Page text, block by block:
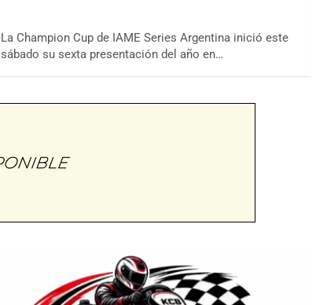
La Champion Cup de IAME Series Argentina inició este
sábado su sexta presentación del año en…